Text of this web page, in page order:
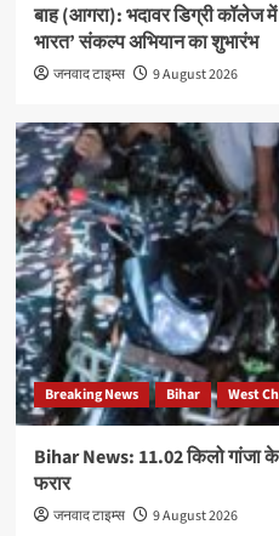
बाह (आगरा): भदावर डिग्री कॉलेज
भारत’ संकल्प अभियान का शुभारंभ
जनवाद टाइम्स 9 August 2026
Breaking News Bihar West
Bihar News: 11.02 किलो गांजा
फरार
जनवाद टाइम्स 9 August 2026